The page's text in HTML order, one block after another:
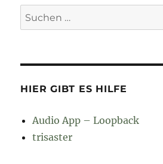
Suchen
nach:
HIER GIBT ES HILFE
Audio App – Loopback
trisaster